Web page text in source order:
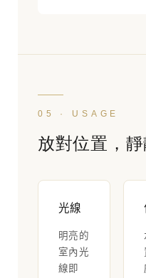
05 · USAGE
放對位置，
光線
明亮的
室內光
線即